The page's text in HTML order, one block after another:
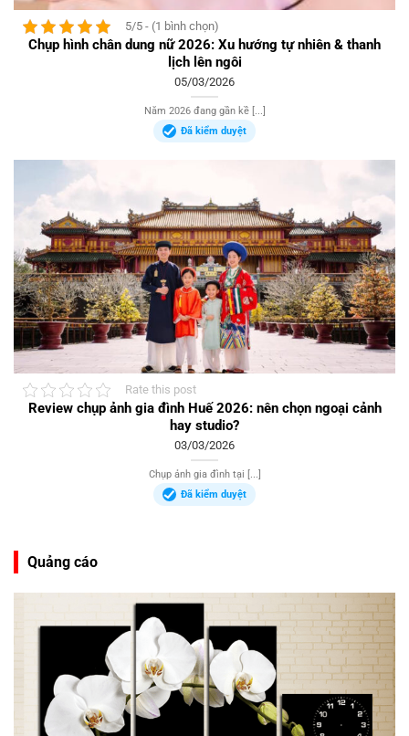
5/5 - (1 bình chọn)
Chụp hình chân dung nữ 2026: Xu hướng tự nhiên & thanh
lịch lên ngôi
05/03/2026
Năm 2026 đang gần kề [...]
Đã kiểm duyệt
Rate this post
Review chụp ảnh gia đình Huế 2026: nên chọn ngoại cảnh
hay studio?
03/03/2026
Chụp ảnh gia đình tại [...]
Đã kiểm duyệt
Quảng cáo